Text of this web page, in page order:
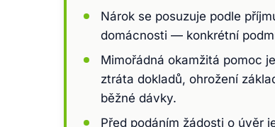
Nárok se posuzuje podle
domácnosti — konkrétní
Mimořádná okamžitá pomoc
ztráta dokladů, ohrožení
běžné dávky.
Před podáním žádosti o úvěr